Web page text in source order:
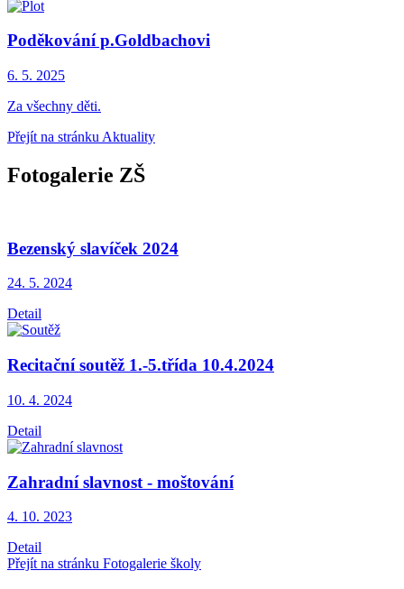
Poděkování p.Goldbachovi
6. 5. 2025
Za všechny děti.
Přejít na stránku Aktuality
Fotogalerie ZŠ
Bezenský slavíček 2024
24. 5. 2024
Detail
Recitační soutěž 1.-5.třída 10.4.2024
10. 4. 2024
Detail
Zahradní slavnost - moštování
4. 10. 2023
Detail
Přejít na stránku Fotogalerie školy